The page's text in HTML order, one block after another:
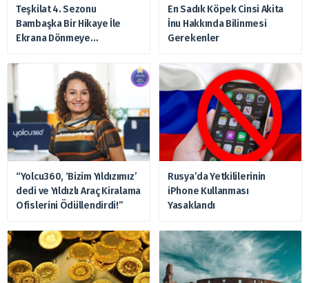
Teşkilat 4. Sezonu
Bambaşka Bir Hikaye İle
Ekrana Dönmeye
En Sadık Köpek Cinsi Akita
İnu Hakkında Bilinmesi
Gerekenler
“Yolcu360, ‘Bizim Yıldızımız’
dedi ve Yıldızlı Araç Kiralama
Ofislerini Ödüllendirdi!”
Rusya’da Yetkililerinin
iPhone Kullanması
Yasaklandı